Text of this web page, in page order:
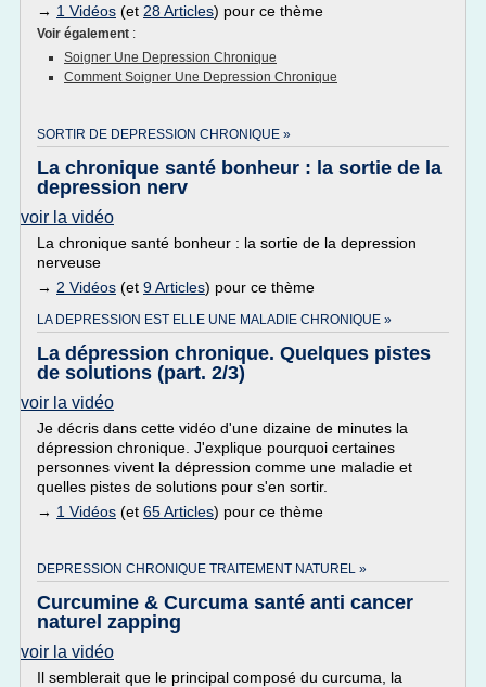
→ 1 Vidéos (et 28 Articles) pour ce thème
Voir également :
Soigner Une Depression Chronique
Comment Soigner Une Depression Chronique
SORTIR DE DEPRESSION CHRONIQUE »
La chronique santé bonheur : la sortie de la
depression nerv
voir la vidéo
La chronique santé bonheur : la sortie de la depression
nerveuse
→ 2 Vidéos (et 9 Articles) pour ce thème
LA DEPRESSION EST ELLE UNE MALADIE CHRONIQUE »
La dépression chronique. Quelques pistes
de solutions (part. 2/3)
voir la vidéo
Je décris dans cette vidéo d'une dizaine de minutes la
dépression chronique. J'explique pourquoi certaines
personnes vivent la dépression comme une maladie et
quelles pistes de solutions pour s'en sortir.
→ 1 Vidéos (et 65 Articles) pour ce thème
DEPRESSION CHRONIQUE TRAITEMENT NATUREL »
Curcumine & Curcuma santé anti cancer
naturel zapping
voir la vidéo
Il semblerait que le principal composé du curcuma, la